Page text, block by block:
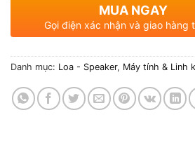
MUA NGAY
Gọi điện xác nhận và giao hàng
Danh mục: Loa - Speaker, Máy tính & Linh